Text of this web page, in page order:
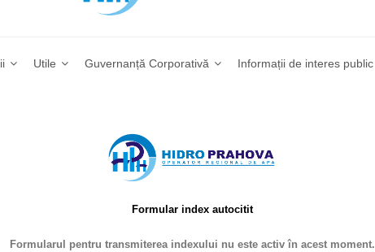
Utile Guvernanță Corporativă Informații de interes public
Formular index autocitit
Formularul pentru transmiterea indexului nu este activ în acest moment.